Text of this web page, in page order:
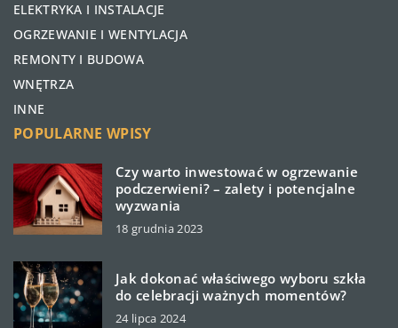
ELEKTRYKA I INSTALACJE
OGRZEWANIE I WENTYLACJA
REMONTY I BUDOWA
WNĘTRZA
INNE
POPULARNE WPISY
Czy warto inwestować w ogrzewanie
podczerwieni? – zalety i potencjalne
wyzwania
18 grudnia 2023
Jak dokonać właściwego wyboru szkła
do celebracji ważnych momentów?
24 lipca 2024